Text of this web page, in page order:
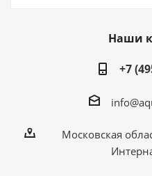
Наши
+7
Московская